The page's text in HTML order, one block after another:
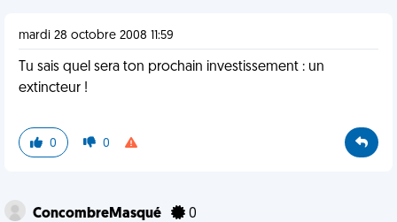
mardi 28 octobre 2008 11:59
Tu sais quel sera ton prochain investissement : un
extincteur !
0 0
ConcombreMasqué 0